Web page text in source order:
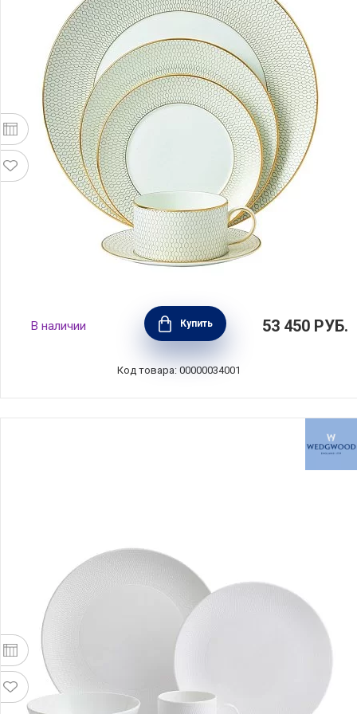
Набор на 1 персону Arris, 5 предметов,
фарфор, Wedgwood, 40007538
В наличии Купить 53 450 РУБ.
Код товара: 00000034001